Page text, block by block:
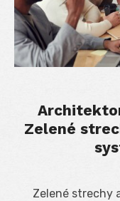
Zelené
Zelené strechy